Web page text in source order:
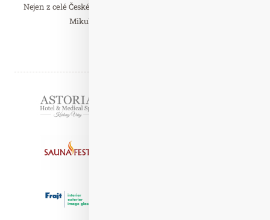
Nejen z celé České republiky, ale i z druhého konce světa se do
Mikulova sjeli běžci na závěrečnou…